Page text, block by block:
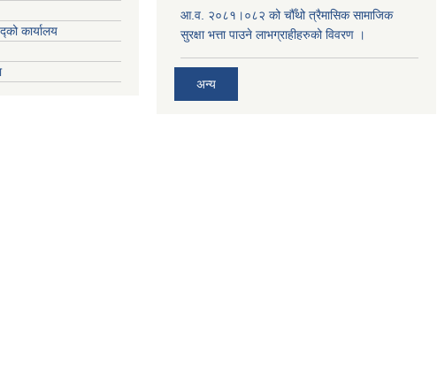
कार्यालय
आ.व. २०८१।०८२ को चौँथो त्रैमासिक सामाजिक
सुरक्षा भत्ता पाउने लाभग्राहीहरुको विवरण ।
अन्य